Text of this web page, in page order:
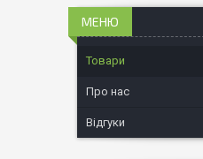
Товари
Про нас
Відгуки